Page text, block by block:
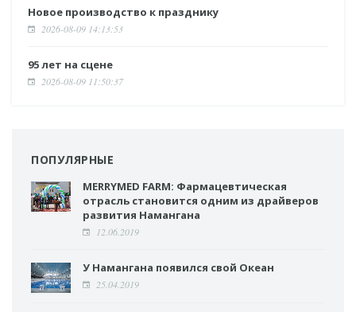
Новое производство к празднику
2026-08-09 14:13:53
95 лет на сцене
2026-08-09 11:50:37
ПОПУЛЯРНЫЕ
MERRYMED FARM: Фармацевтическая
отрасль становится одним из драйверов
развития Намангана
12.06.2019
У Намангана появился свой Океан
25.04.2019